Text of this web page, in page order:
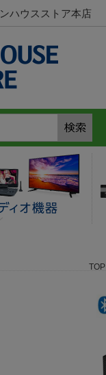
ハウスストア本店
TOP